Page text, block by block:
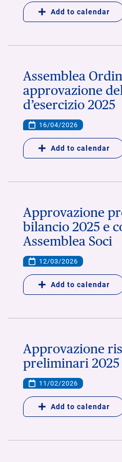
Add to calendar
Assemblea
approvazione
d’esercizio 2025
16/04/2026
Add to calendar
Approvazione
bilancio 2025 e
Assemblea Soci
12/03/2026
Add to calendar
Approvazione
preliminari 2025
11/02/2026
Add to calendar